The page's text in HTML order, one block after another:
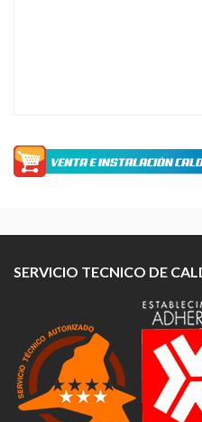
SERVICIO TECNICO DE